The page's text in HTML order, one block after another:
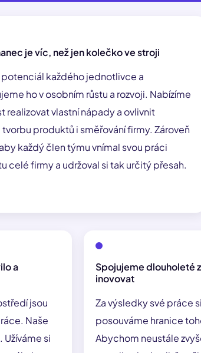
je víc, než jen kolečko ve stroji
potenciál každého jednotlivce a
ho v osobním růstu a rozvoji. Nabízíme
realizovat vlastní nápady a ovlivnit
produktů i směřování firmy. Zároveň
každý člen týmu vnímal svou práci
celé firmy a udržoval si tak určitý přesah.
a
jsou
Naše
Užíváme si
Spojujeme dlouholeté
inovovat
Za výsledky své práce
posouváme hranice
Abychom neustále